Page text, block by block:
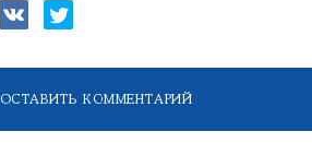
ОСТАВИТЬ КОММЕНТАРИЙ